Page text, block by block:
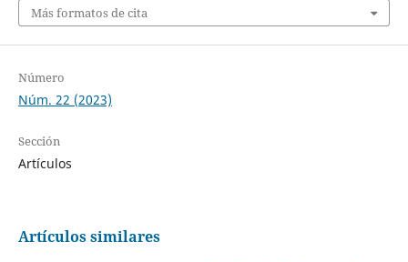
Más formatos de cita
Número
Núm. 22 (2023)
Sección
Artículos
Artículos similares